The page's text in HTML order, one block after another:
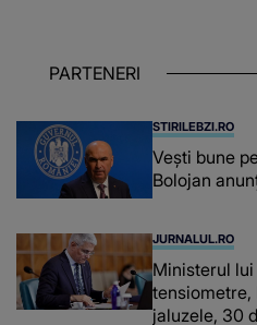
chiar și
PARTENERI
STIRILEBZI.RO
Vești bune
Bolojan
JURNALUL.RO
Ministerul
jaluzele, 30